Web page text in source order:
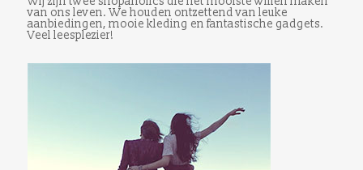
van ons leven. We houden ontzettend van leuke
aanbiedingen, mooie kleding en fantastische gadgets.
Veel leesplezier!